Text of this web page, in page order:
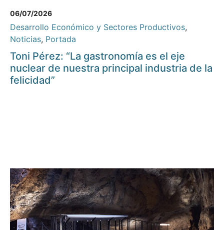
06/07/2026
Desarrollo Económico y Sectores Productivos,
Noticias, Portada
Toni Pérez: “La gastronomía es el eje
nuclear de nuestra principal industria de la
felicidad”